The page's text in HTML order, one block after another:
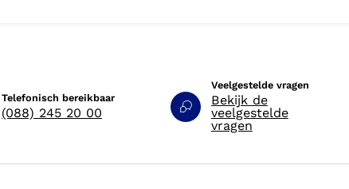
Telefonisch bereikbaar
(088) 245 20 00
Veelgestelde vragen
Bekijk de
veelgestelde
vragen